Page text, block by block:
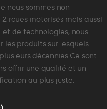
nous sommes non
roues motorisés mais aussi
de technologies, nous
les produits sur lesquels
décennies.Ce sont
offrir une qualité et un
au plus juste.